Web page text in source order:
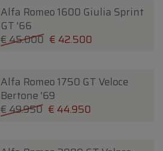
Alfa Romeo 1600 Giulia Sprint
GT '66
€ 45.000 € 42.500
Alfa Romeo 1750 GT Veloce
Bertone '69
€ 49.950 € 44.950